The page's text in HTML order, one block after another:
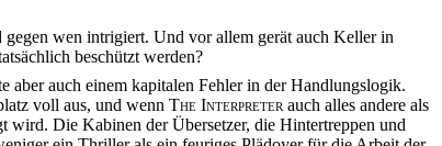
wen intrigiert. Und vor allem gerät auch Keller in
beschützt werden?
aber auch einem kapitalen Fehler in der Handlungslogik.
voll aus, und wenn The Interpreterauch alles andere als
wird. Die Kabinen der Übersetzer, die Hintertreppen und